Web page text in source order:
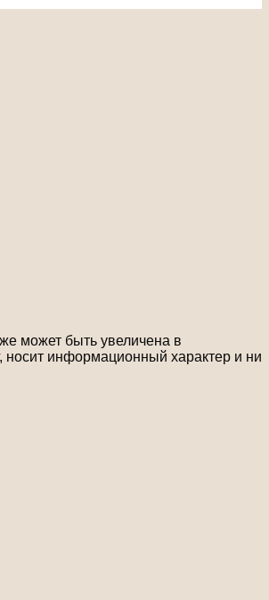
может быть увеличена в
носит информационный характер и ни